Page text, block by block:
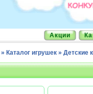
Акции
» Каталог игрушек » Детские